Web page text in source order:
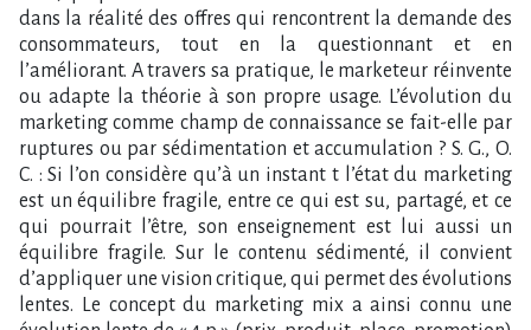
dans la réalité des offres qui rencontrent la demande des
consommateurs, tout en la questionnant et en
l’améliorant. A travers sa pratique, le marketeur réinvente
ou adapte la théorie à son propre usage. L’évolution du
marketing comme champ de connaissance se fait-elle par
ruptures ou par sédimentation et accumulation ? S. G., O.
C. : Si l’on considère qu’à un instant t l’état du marketing
est un équilibre fragile, entre ce qui est su, partagé, et ce
qui pourrait l’être, son enseignement est lui aussi un
équilibre fragile. Sur le contenu sédimenté, il convient
d’appliquer une vision critique, qui permet des évolutions
lentes. Le concept du marketing mix a ainsi connu une